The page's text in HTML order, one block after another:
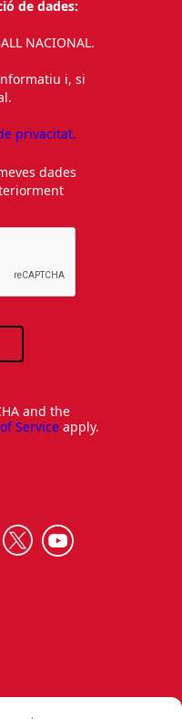
de dades:
NACIONAL.
i, si
privacitat.
dades
and the
Service apply.